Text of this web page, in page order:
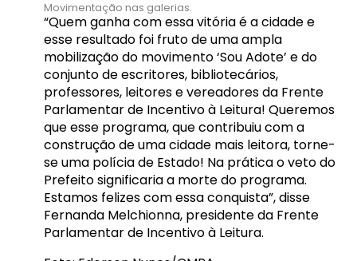
Movimentação nas galerias.
“Quem ganha com essa vitória é a cidade e
esse resultado foi fruto de uma ampla
mobilização do movimento ‘Sou Adote’ e do
conjunto de escritores, bibliotecários,
professores, leitores e vereadores da Frente
Parlamentar de Incentivo à Leitura! Queremos
que esse programa, que contribuiu com a
construção de uma cidade mais leitora, torne-
se uma polícia de Estado! Na prática o veto do
Prefeito significaria a morte do programa.
Estamos felizes com essa conquista”, disse
Fernanda Melchionna, presidente da Frente
Parlamentar de Incentivo à Leitura.